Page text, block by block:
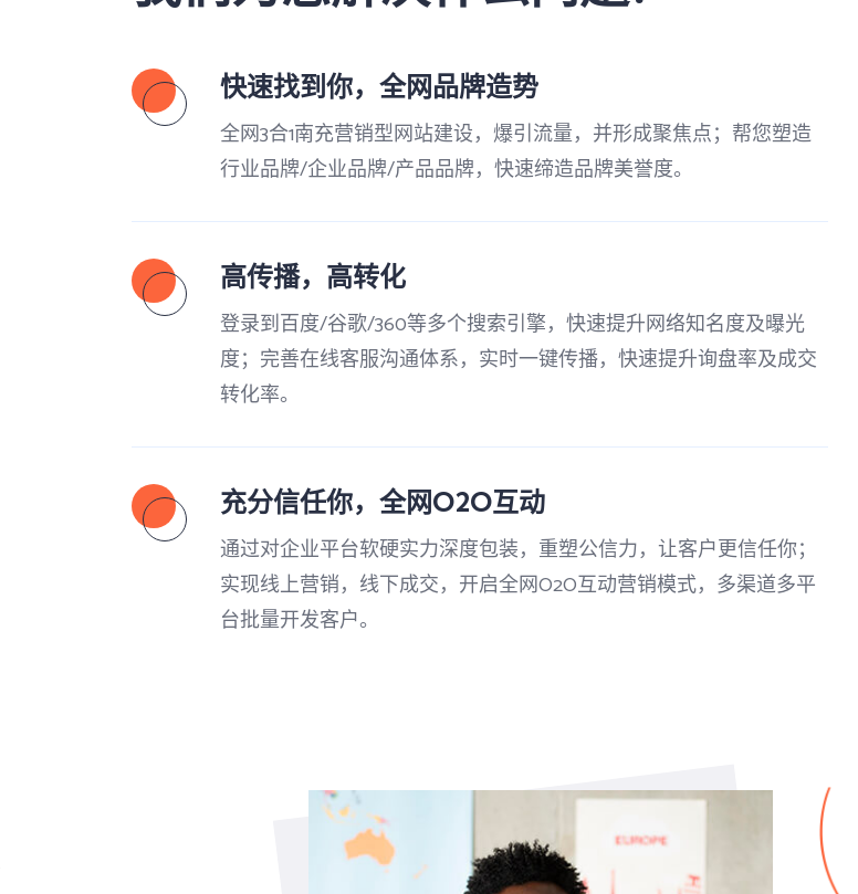
快速找到你，全网品牌造势
全网3合1南充营销型网站建设，爆引流量，并形成聚焦点；帮您塑造
行业品牌/企业品牌/产品品牌，快速缔造品牌美誉度。
高传播，高转化
登录到百度/谷歌/360等多个搜索引擎，快速提升网络知名度及曝光
度；完善在线客服沟通体系，实时一键传播，快速提升询盘率及成交
转化率。
充分信任你，全网O2O互动
通过对企业平台软硬实力深度包装，重塑公信力，让客户更信任你；
实现线上营销，线下成交，开启全网O2O互动营销模式，多渠道多平
台批量开发客户。